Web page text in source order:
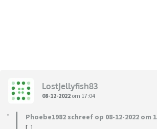
LostJellyfish83
08-12-2022 om 17:04
Phoebe1982 schreef op 08-12-2022 om